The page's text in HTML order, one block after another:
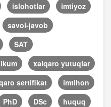
islohotlar
imtiyoz
savol-javob
SAT
xalqaro yutuqlar
sertifikat
imtihon
PhD DSc
huquq